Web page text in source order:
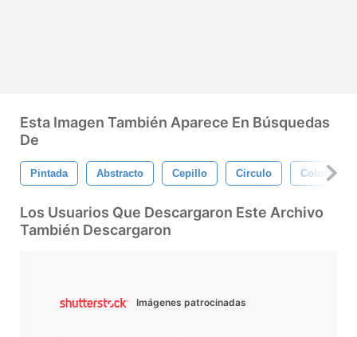
Esta Imagen También Aparece En Búsquedas
De
Pintada Abstracto Cepillo Circulo Color
Los Usuarios Que Descargaron Este Archivo
También Descargaron
Imágenes patrocinadas